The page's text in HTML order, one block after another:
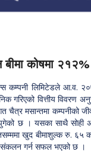
कोषमा २१२%
कम्पनी लिमिटेडले आ.व.
गरिएको वित्तीय विवरण
चैत्र मसान्तमा कम्पनीको
छ । यसका साथै सोही
खुद बीमाशुल्क रु. ६५
गर्न सफल भएको छ ।